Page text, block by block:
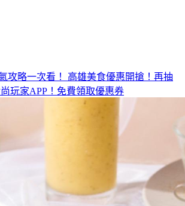
攻略一次看！ 高雄美食優惠開搶！再抽
玩家APP！免費領取優惠券